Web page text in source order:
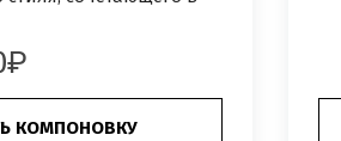
КОМПОНОВКУ